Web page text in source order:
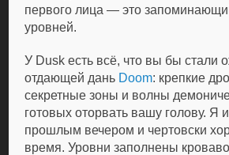
первого лица — это
уровней.
У Dusk есть всё, что вы бы стали
отдающей дань Doom: крепкие
секретные зоны и волны
готовых оторвать вашу голову. Я
прошлым вечером и чертовски
время. Уровни заполнены